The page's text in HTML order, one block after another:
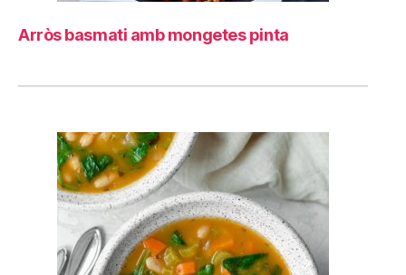
Arròs basmati amb mongetes pinta